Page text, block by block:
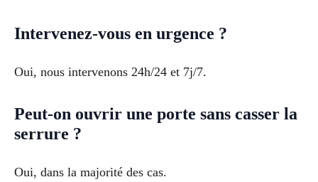
Intervenez-vous en urgence ?
Oui, nous intervenons 24h/24 et 7j/7.
Peut-on ouvrir une porte sans casser la
serrure ?
Oui, dans la majorité des cas.